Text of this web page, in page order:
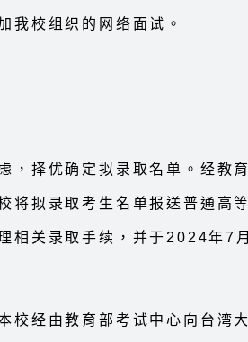
我校组织的网络面试。
，择优确定拟录取名单。经教育
将拟录取考生名单报送普通高等
相关录取手续，并于2024年7月
校经由教育部考试中心向台湾大